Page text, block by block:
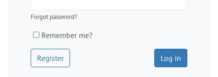
Forgot password?
Remember me?
Register